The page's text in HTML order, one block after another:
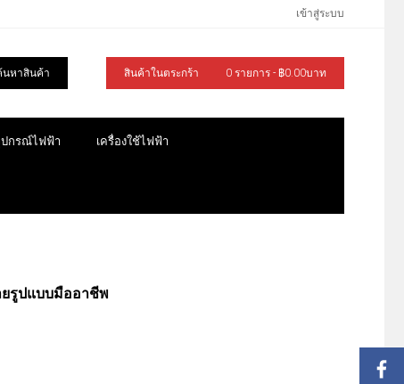
เข้าสู่ระบบ
นหาสินค้า สินค้าในตระกร้า 0 รายการ - ฿0.00บาท
กรณ์ไฟฟ้า เครื่องใช้ไฟฟ้า
รูปแบบมืออาชีพ